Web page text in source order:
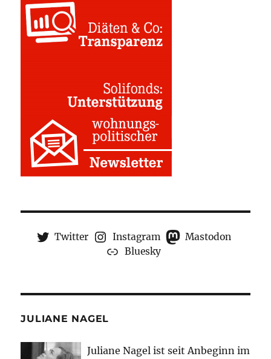
Twitter Instagram
Mastodon
Bluesky
JULIANE NAGEL
Juliane Nagel ist seit Anbeginn im